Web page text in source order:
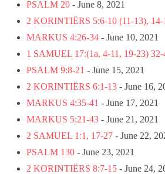
PSALM 20 - June 8, 2021
2 KORINTIËRS 5:6-10 (11-13), 14-
MARKUS 4:26-34 - June 10, 2021
1 SAMUEL 17:(1a, 4-11, 19-23) 32-
PSALM 9:8-21 - June 15, 2021
2 KORINTIËRS 6:1-13 - June 16,
MARKUS 4:35-41 - June 17, 2021
MARKUS 5:21-43 - June 21, 2021
2 SAMUEL 1:1, 17-27 - June 22,
PSALM 130 - June 23, 2021
2 KORINTIËRS 8:7-15 - June 24,